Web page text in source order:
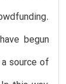
begun
source of